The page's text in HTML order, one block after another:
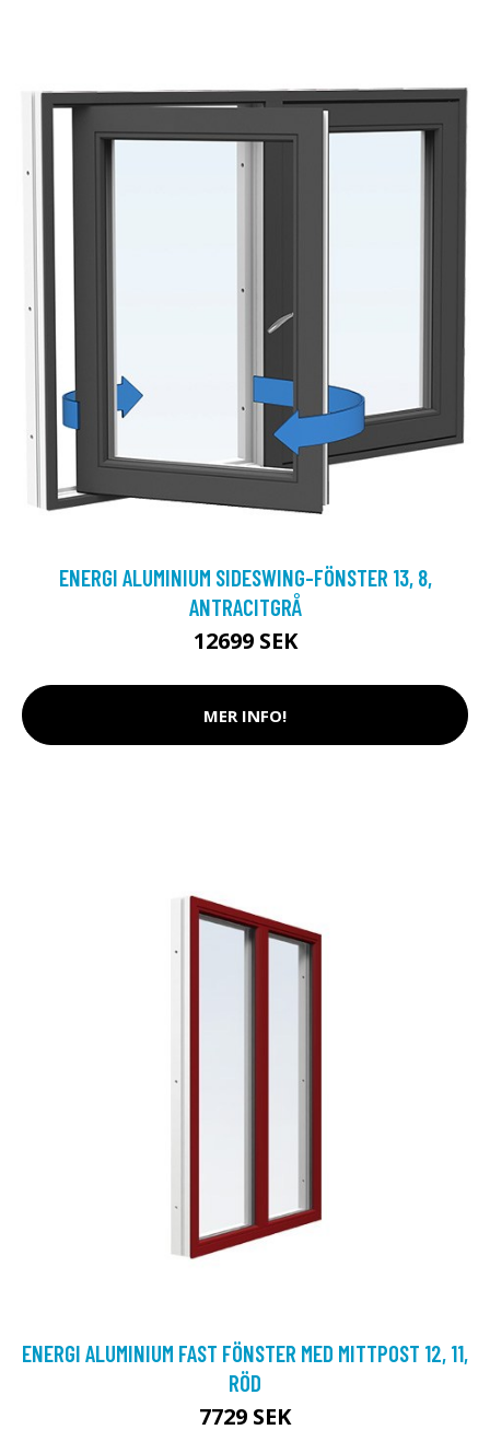
ENERGI ALUMINIUM SIDESWING-FÖNSTER 13, 8,
ANTRACITGRÅ
12699 SEK
MER INFO!
ENERGI ALUMINIUM FAST FÖNSTER MED MITTPOST 12, 11,
RÖD
7729 SEK